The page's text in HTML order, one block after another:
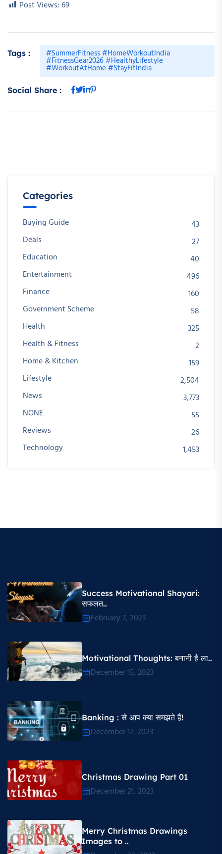
Post Views:69
Tags : #SummerFitness #HomeWorkoutIndia
#FitnessGear2026 #HealthyLifestyle
#WorkoutAtHome #StayFitIndia
Social Share :
Categories
Buying Guide
43
Deals
27
Education
40
Entertainment
496
Finance
160
Government Scheme
58
Health
325
Health & Fitness
2
Home & Kitchen
159
Lifestyle
2,504
News
3,773
NONE
55
Reviews
26
Technology
1,453
Success Motivational Shayari​:
सफलत..
February 7, 2023
Motivational Thoughts​: बनानी है ला..
December 15, 2023
Banking : से आप क्या समझते हैं!
December 17, 2023
Christmas Drawing Part 01
December 21, 2023
Merry Christmas Drawings
Images to ..